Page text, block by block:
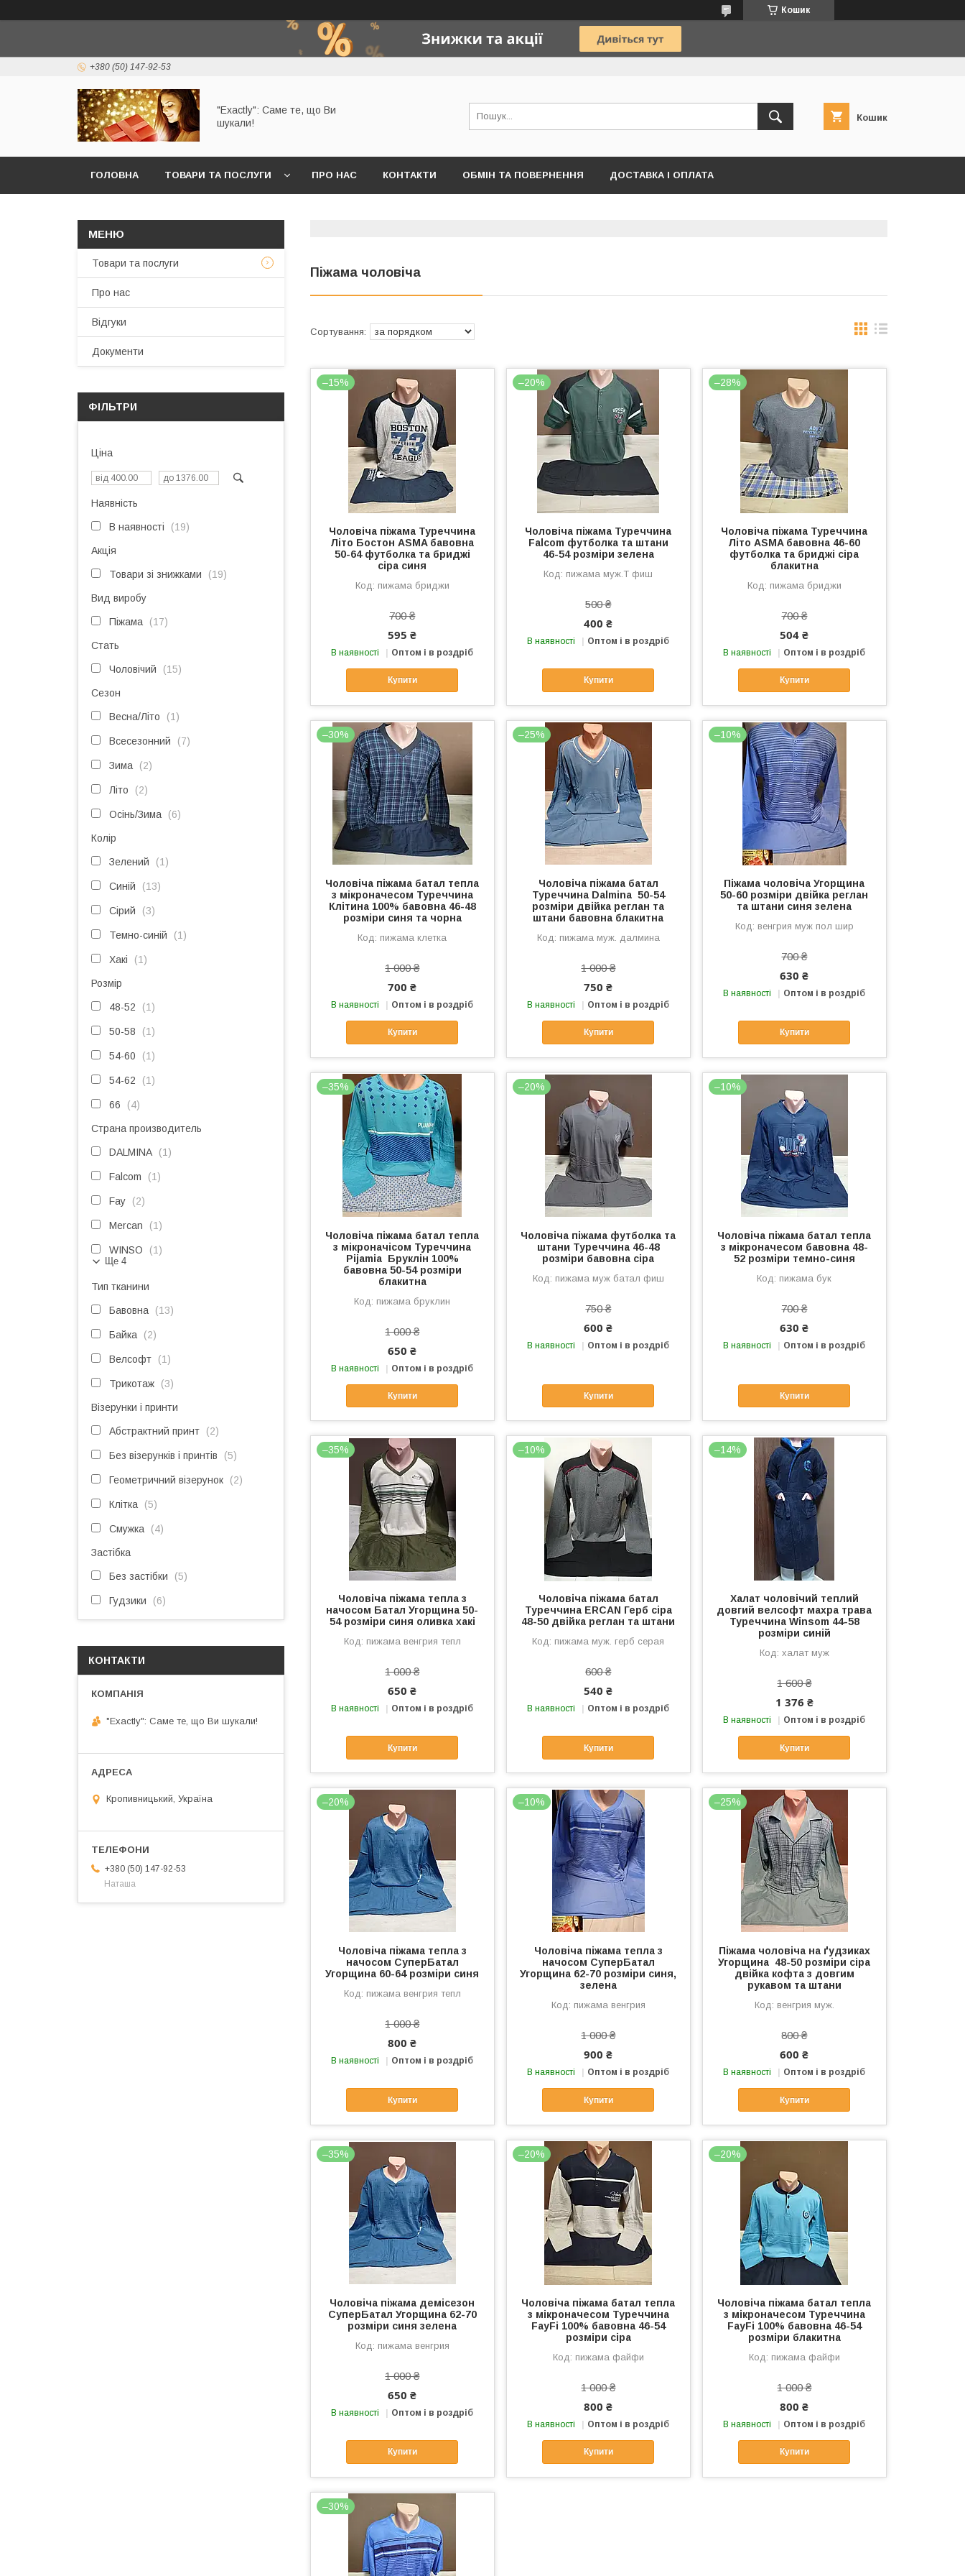
Кошик
+380 (50) 147-92-53
"Exactly": Саме те, що Ви
шукали!
Кошик
ГОЛОВНА ТОВАРИ ТА ПОСЛУГИ ПРО НАС КОНТАКТИ ОБМІН ТА ПОВЕРНЕННЯ ДОСТАВКА І ОПЛАТА
Піжама чоловіча
–15%
Чоловіча піжама Туреччина
Літо Бостон ASMA бавовна
50-64 футболка та бриджі
сіра синя
пижама бриджи
700 ₴
595 ₴
В наявності Оптом і в роздріб
Купити
–20%
Чоловіча піжама Туреччина
Falcom футболка та штани
46-54 розміри зелена
пижама муж.Т фиш
500 ₴
400 ₴
В наявності Оптом і в роздріб
Купити
–28%
Чоловіча піжама Туреччина
Літо ASMA бавовна 46-60
футболка та бриджі сіра
блакитна
пижама бриджи
700 ₴
504 ₴
В наявності Оптом і в роздріб
Купити
–30%
Чоловіча піжама батал тепла
з мікроначесом Туреччина
Клітина 100% бавовна 46-48
розміри синя та чорна
пижама клетка
1 000 ₴
700 ₴
В наявності Оптом і в роздріб
Купити
–25%
Чоловіча піжама батал
Туреччина Dalmina 50-54
розміри двійка реглан та
штани бавовна блакитна
пижама муж. далмина
1 000 ₴
750 ₴
В наявності Оптом і в роздріб
Купити
–10%
Піжама чоловіча Угорщина
50-60 розміри двійка реглан
та штани синя зелена
венгрия муж пол шир
700 ₴
630 ₴
В наявності Оптом і в роздріб
Купити
–35%
Чоловіча піжама батал тепла
з мікроначісом Туреччина
Pijamia Бруклін 100%
бавовна 50-54 розміри
блакитна
пижама бруклин
1 000 ₴
650 ₴
В наявності Оптом і в роздріб
Купити
–20%
Чоловіча піжама футболка та
штани Туреччина 46-48
розміри бавовна сіра
пижама муж батал фиш
750 ₴
600 ₴
В наявності Оптом і в роздріб
Купити
–10%
Чоловіча піжама батал тепла
з мікроначесом бавовна 48-
52 розміри темно-синя
пижама бук
700 ₴
630 ₴
В наявності Оптом і в роздріб
Купити
–35%
Чоловіча піжама тепла з
начосом Батал Угорщина 50-
54 розміри синя оливка хакі
пижама венгрия тепл
1 000 ₴
650 ₴
В наявності Оптом і в роздріб
Купити
–10%
Чоловіча піжама батал
Туреччина ERCAN Герб сіра
48-50 двійка реглан та штани
пижама муж. герб серая
600 ₴
540 ₴
В наявності Оптом і в роздріб
Купити
–14%
Халат чоловічий теплий
довгий велсофт махра трава
Туреччина Winsom 44-58
розміри синій
халат муж
1 600 ₴
1 376 ₴
В наявності Оптом і в роздріб
Купити
–20%
Чоловіча піжама тепла з
начосом СуперБатал
Угорщина 60-64 розміри синя
пижама венгрия тепл
1 000 ₴
800 ₴
В наявності Оптом і в роздріб
Купити
–10%
Чоловіча піжама тепла з
начосом СуперБатал
Угорщина 62-70 розміри синя,
зелена
пижама венгрия
1 000 ₴
900 ₴
В наявності Оптом і в роздріб
Купити
–25%
Піжама чоловіча на ґудзиках
Угорщина 48-50 розміри сіра
двійка кофта з довгим
рукавом та штани
венгрия муж.
800 ₴
600 ₴
В наявності Оптом і в роздріб
Купити
–35%
Чоловіча піжама демісезон
СуперБатал Угорщина 62-70
розміри синя зелена
пижама венгрия
1 000 ₴
650 ₴
В наявності Оптом і в роздріб
Купити
–20%
Чоловіча піжама батал тепла
з мікроначесом Туреччина
FayFi 100% бавовна 46-54
розміри сіра
пижама файфи
1 000 ₴
800 ₴
В наявності Оптом і в роздріб
Купити
–20%
Чоловіча піжама батал тепла
з мікроначесом Туреччина
FayFi 100% бавовна 46-54
розміри блакитна
пижама файфи
1 000 ₴
800 ₴
В наявності Оптом і в роздріб
Купити
–30%
Товари та послуги
Про нас
Відгуки
Документи
ФІЛЬТРИ
Ціна
Наявність
В наявності 19
Акція
Товари зі знижками 19
Вид виробу
Піжама 17
Стать
Чоловічий 15
Сезон
Весна/Літо 1
Всесезонний 7
Зима 2
Літо 2
Осінь/Зима 6
Колір
Зелений 1
Синій 13
Сірий 3
Темно-синій 1
Хакі 1
Розмір
48-52 1
50-58 1
54-60 1
54-62 1
66 4
Страна производитель
DALMINA 1
Falcom 1
Fay 2
Mercan 1
WINSO 1
Ще 4
Тип тканини
Бавовна 13
Байка 2
Велсофт 1
Трикотаж 3
Візерунки і принти
Абстрактний принт 2
Без візерунків і принтів 5
Геометричний візерунок 2
Клітка 5
Смужка 4
Застібка
Без застібки 5
Гудзики 6
КОНТАКТИ
"Exactly": Саме те, що Ви шукали!
Кропивницький, Україна
+380 (50) 147-92-53
Наташа